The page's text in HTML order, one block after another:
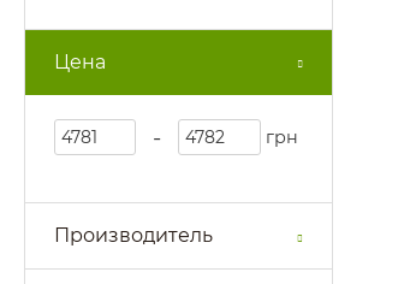
Цена
- грн
Производитель